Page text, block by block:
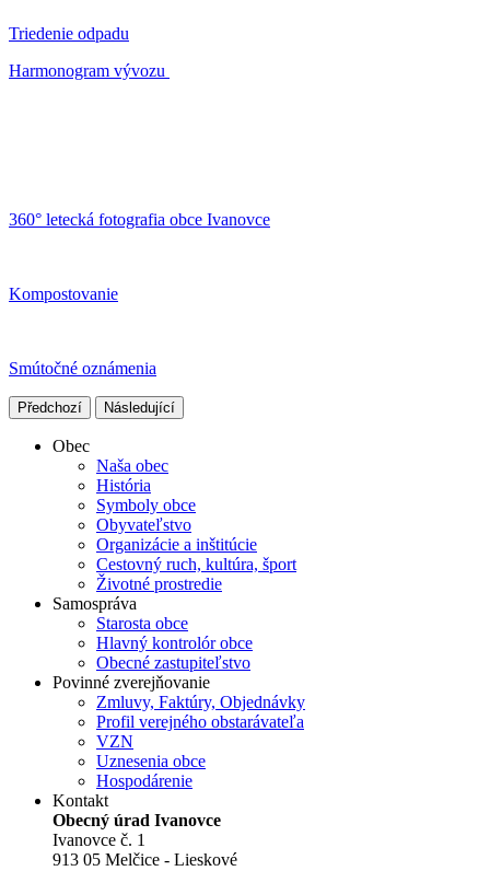
Triedenie odpadu
Harmonogram vývozu
360° letecká fotografia obce Ivanovce
Kompostovanie
Smútočné oznámenia
Předchozí Následující
Obec
Naša obec
História
Symboly obce
Obyvateľstvo
Organizácie a inštitúcie
Cestovný ruch, kultúra, šport
Životné prostredie
Samospráva
Starosta obce
Hlavný kontrolór obce
Obecné zastupiteľstvo
Povinné zverejňovanie
Zmluvy, Faktúry, Objednávky
Profil verejného obstarávateľa
VZN
Uznesenia obce
Hospodárenie
Kontakt
Obecný úrad Ivanovce
Ivanovce č. 1
913 05 Melčice - Lieskové